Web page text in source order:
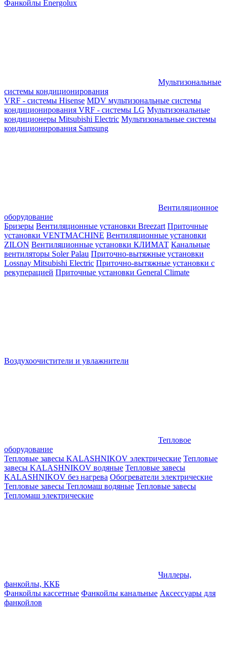
Фанкойлы Energolux
Мультизональные
системы кондиционирования
VRF - системы Hisense MDV мультизональные системы
кондиционирования VRF - системы LG Мультизональные
кондиционеры Mitsubishi Electric Мультизональные системы
кондиционирования Samsung
Вентиляционное
оборудование
Бризеры Вентиляционные установки Breezart Приточные
установки VENTMACHINE Вентиляционные установки
ZILON Вентиляционные установки КЛИМАТ Канальные
вентиляторы Soler Palau Приточно-вытяжные установки
Lossnay Mitsubishi Electric Приточно-вытяжные установки с
рекуперацией Приточные установки General Climate
Воздухоочистители и увлажнители
Тепловое
оборудование
Тепловые завесы KALASHNIKOV электрические Тепловые
завесы KALASHNIKOV водяные Тепловые завесы
KALASHNIKOV без нагрева Обогреватели электрические
Тепловые завесы Тепломаш водяные Тепловые завесы
Тепломаш электрические
Чиллеры,
фанкойлы, ККБ
Фанкойлы кассетные Фанкойлы канальные Аксессуары для
фанкойлов